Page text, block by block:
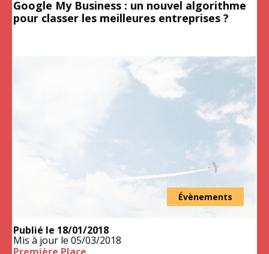
Google My Business : un nouvel algorithme
pour classer les meilleures entreprises ?
Évènements
Publié le 18/01/2018
Mis à jour le 05/03/2018